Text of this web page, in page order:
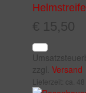
€ 15,50
zzgl. Versand
Lieferzeit: ca. 48